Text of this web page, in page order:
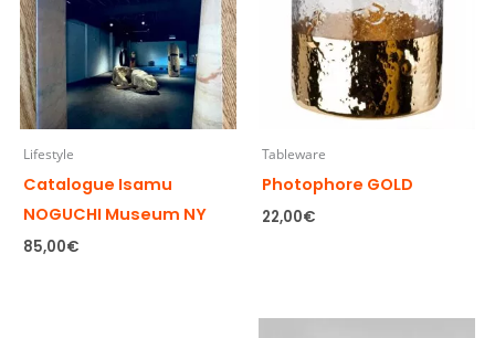
Lifestyle
Catalogue Isamu
NOGUCHI Museum NY
85,00€
Tableware
Photophore GOLD
22,00€